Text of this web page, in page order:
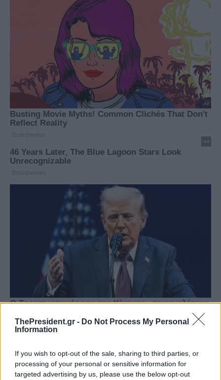
ThePresident.gr - Do Not Process My Personal
Information
If you wish to opt-out of the sale, sharing to third parties, or
processing of your personal or sensitive information for
targeted advertising by us, please use the below opt-out